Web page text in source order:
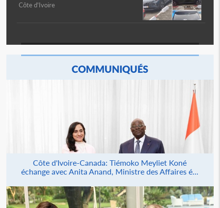
Côte d'Ivoire
COMMUNIQUÉS
Côte d'Ivoire-Canada: Tiémoko Meyliet Koné
échange avec Anita Anand, Ministre des Affaires é...